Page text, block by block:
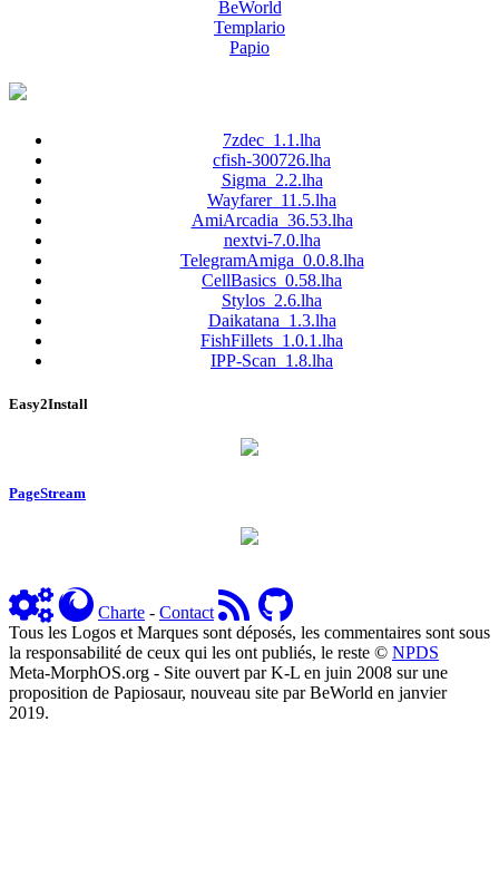
BeWorld
Templario
Papio
7zdec_1.1.lha
cfish-300726.lha
Sigma_2.2.lha
Wayfarer_11.5.lha
AmiArcadia_36.53.lha
nextvi-7.0.lha
TelegramAmiga_0.0.8.lha
CellBasics_0.58.lha
Stylos_2.6.lha
Daikatana_1.3.lha
FishFillets_1.0.1.lha
IPP-Scan_1.8.lha
Easy2Install
PageStream
Charte - Contact
Tous les Logos et Marques sont déposés, les commentaires sont sous
la responsabilité de ceux qui les ont publiés, le reste © NPDS
Meta-MorphOS.org - Site ouvert par K-L en juin 2008 sur une
proposition de Papiosaur, nouveau site par BeWorld en janvier
2019.